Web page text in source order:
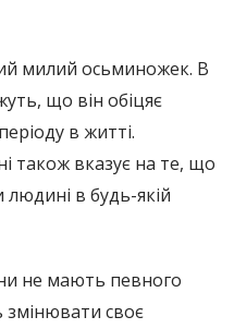
милий осьминожек. В
що він обіцяє
в житті.
також вказує на те, що
в будь-якій
не мають певного
своє